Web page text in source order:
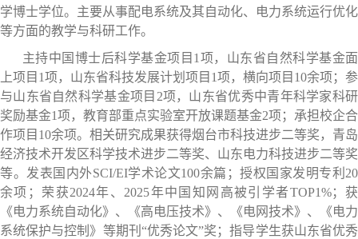
学博士学位。主要从事配电系统及其自动化、电力系统运行优化
等方面的教学与科研工作。
主持中国博士后科学基金项目1项，山东省自然科学基金面
上项目1项，山东省科技发展计划项目1项，横向项目10余项；参
与山东省自然科学基金项目2项，山东省优秀中青年科学家科研
奖励基金1项，教育部重点实验室开放课题基金2项；承担校企合
作项目10余项。相关研究成果获得烟台市科技进步二等奖，青岛
经济技术开发区科学技术进步二等奖、山东电力科技进步二等奖
等。发表国内外SCI/EI学术论文100余篇；授权国家发明专利20
余项；荣获2024年、2025年中国知网高被引学者TOP1%；获
《电力系统自动化》、《高电压技术》、《电网技术》、《电力
系统保护与控制》等期刊“优秀论文”奖；指导学生获山东省优秀